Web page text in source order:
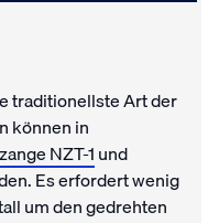
traditionellste Art der
können in
NZT-1und
Es erfordert wenig
um den gedrehten